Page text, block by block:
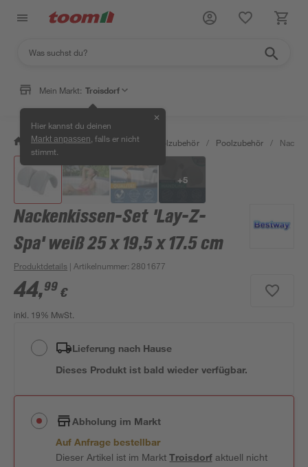
Mein Markt: Troisdorf
Hier kannst du deinen
Markt anpassen , falls er nicht
stimmt.
✕
/ Garten & Freizeit / Pools & Poolzubehör / Poolzubehör /
+5
Nackenkissen-Set 'Lay-Z-
Spa' weiß 25 x 19,5 x 17.5 cm
Produktdetails | Artikelnummer: 2801677
44,99 €
inkl. 19% MwSt.
Lieferung nach Hause
Dieses Produkt ist bald wieder verfügbar.
Abholung im Markt
Auf Anfrage bestellbar
Dieser Artikel ist im MarktTroisdorfaktuell nicht